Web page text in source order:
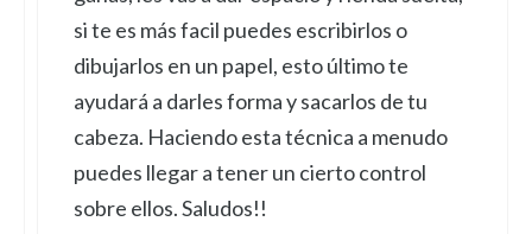
si te es más facil puedes escribirlos o
dibujarlos en un papel, esto último te
ayudará a darles forma y sacarlos de tu
cabeza. Haciendo esta técnica a menudo
puedes llegar a tener un cierto control
sobre ellos. Saludos!!